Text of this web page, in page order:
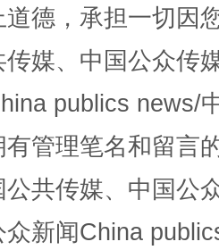
德，承担一切因
传媒、中国公众传
publics news/
管理笔名和留言
公共传媒、中国公
众新闻China